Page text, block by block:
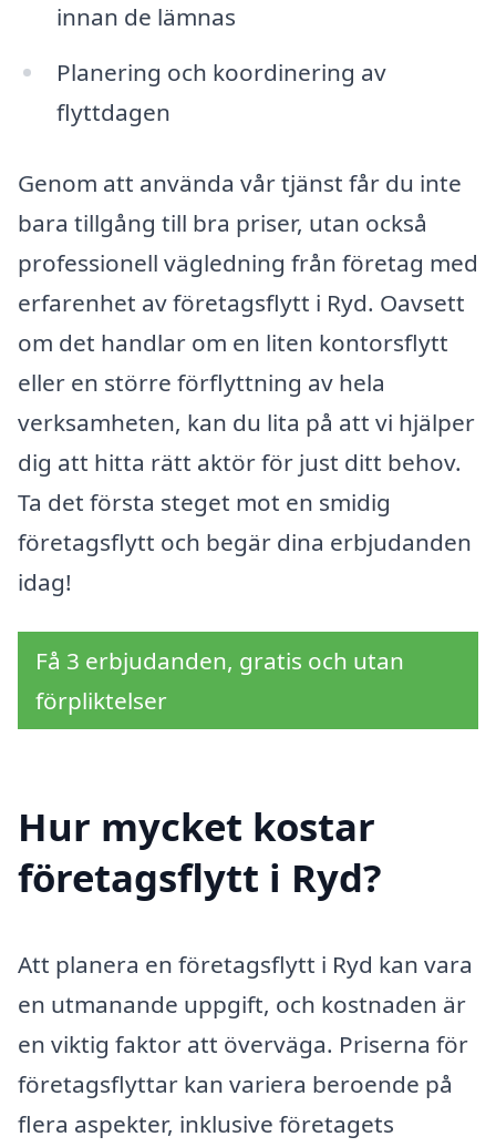
innan de lämnas
Planering och koordinering av
flyttdagen
Genom att använda vår tjänst får du inte
bara tillgång till bra priser, utan också
professionell vägledning från företag med
erfarenhet av företagsflytt i Ryd. Oavsett
om det handlar om en liten kontorsflytt
eller en större förflyttning av hela
verksamheten, kan du lita på att vi hjälper
dig att hitta rätt aktör för just ditt behov.
Ta det första steget mot en smidig
företagsflytt och begär dina erbjudanden
idag!
Få 3 erbjudanden, gratis och utan
förpliktelser
Hur mycket kostar
företagsflytt i Ryd?
Att planera en företagsflytt i Ryd kan vara
en utmanande uppgift, och kostnaden är
en viktig faktor att överväga. Priserna för
företagsflyttar kan variera beroende på
flera aspekter, inklusive företagets